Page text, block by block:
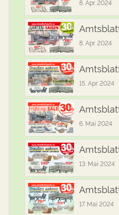
8. Apr. 2024
8. Apr. 2024
15. Apr. 2024
6. Mai 2024
13. Mai 2024
17. Mai 2024